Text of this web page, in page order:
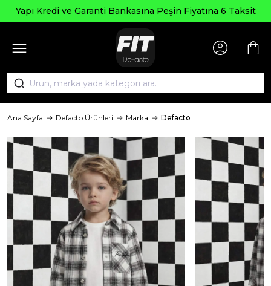
Yapı Kredi ve Garanti Bankasına Peşin Fiyatına 6 Taksit
Ana Sayfa Defacto Ürünleri Marka Defacto